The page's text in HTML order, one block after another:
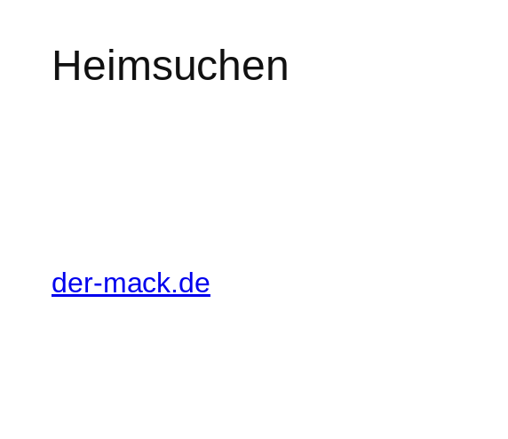
Heimsuchen
der-mack.de